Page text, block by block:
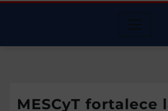
MESCyT fortalece